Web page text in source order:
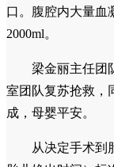
口。腹腔内大量血
2000ml。
梁金丽主任团
室团队复苏抢救，
成，母婴平安。
从决定手术到